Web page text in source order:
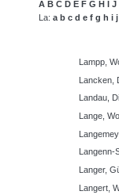
A B C D E F G H I J
La: a b c d e f g h i j
Lampp,
Lancken,
Landau,
Lange,
Langer,
Langert,